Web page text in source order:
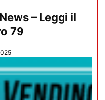
– Leggi il
79